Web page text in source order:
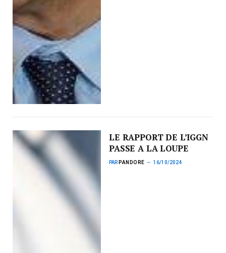
LE RAPPORT DE L’IGGN
PASSE A LA LOUPE
PAR PANDORE 16/10/2024